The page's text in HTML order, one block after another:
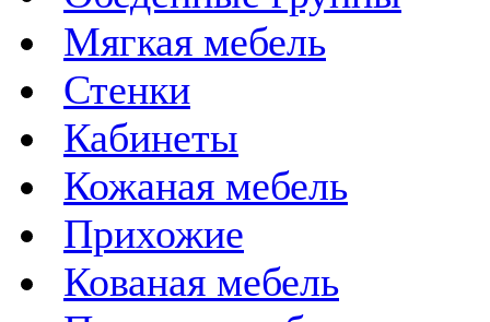
Мягкая мебель
Стенки
Кабинеты
Кожаная мебель
Прихожие
Кованая мебель